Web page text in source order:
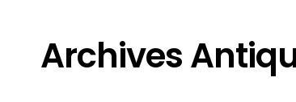
Archives